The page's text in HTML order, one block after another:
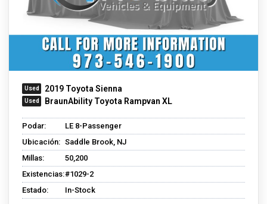
2019 Toyota Sienna
BraunAbility Toyota Rampvan XL
Podar:
LE 8-Passenger
Ubicación: Saddle Brook, NJ
Millas:
50,200
Existencias:#1029-2
Estado:
In-Stock